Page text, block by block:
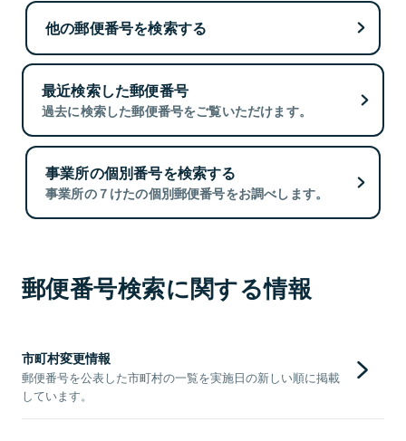
他の郵便番号を検索する
最近検索した郵便番号
過去に検索した郵便番号をご覧いただけます。
事業所の個別番号を検索する
事業所の７けたの個別郵便番号をお調べします。
郵便番号検索に関する情報
市町村変更情報
郵便番号を公表した市町村の一覧を実施日の新しい順に掲載
しています。